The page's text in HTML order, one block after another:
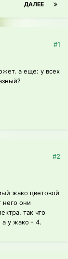
ДАЛЕЕ
#1
а еще: у всех
#2
жако цветовой
него они
так что
а у жако - 4.